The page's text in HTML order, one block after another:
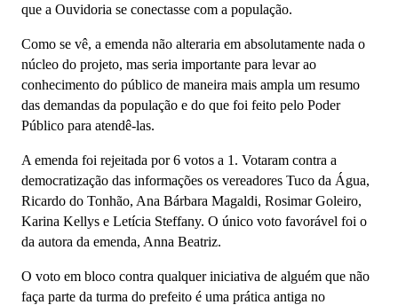
que a Ouvidoria se conectasse com a população.
Como se vê, a emenda não alteraria em absolutamente nada o
núcleo do projeto, mas seria importante para levar ao
conhecimento do público de maneira mais ampla um resumo
das demandas da população e do que foi feito pelo Poder
Público para atendê-las.
A emenda foi rejeitada por 6 votos a 1. Votaram contra a
democratização das informações os vereadores Tuco da Água,
Ricardo do Tonhão, Ana Bárbara Magaldi, Rosimar Goleiro,
Karina Kellys e Letícia Steffany. O único voto favorável foi o
da autora da emenda, Anna Beatriz.
O voto em bloco contra qualquer iniciativa de alguém que não
faça parte da turma do prefeito é uma prática antiga no